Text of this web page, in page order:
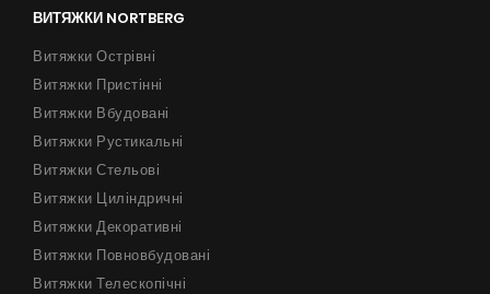
ВИТЯЖКИ NORTBERG
Витяжки Острівні
Витяжки Пристінні
Витяжки Вбудовані
Витяжки Рустикальні
Витяжки Стельові
Витяжки Циліндричні
Витяжки Декоративні
Витяжки Повновбудовані
Витяжки Телескопічні